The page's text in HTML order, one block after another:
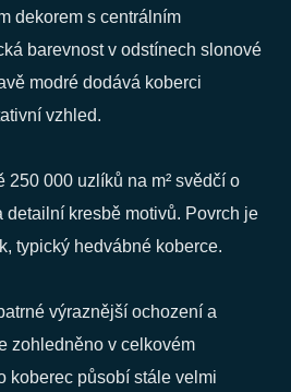
dekorem s centrálním
barevnost v odstínech slonové
modré dodává koberci
vzhled.
250 000 uzlíků na m² svědčí o
detailní kresbě motivů. Povrch je
typický hedvábné koberce.
výraznější ochození a
zohledněno v celkovém
koberec působí stále velmi